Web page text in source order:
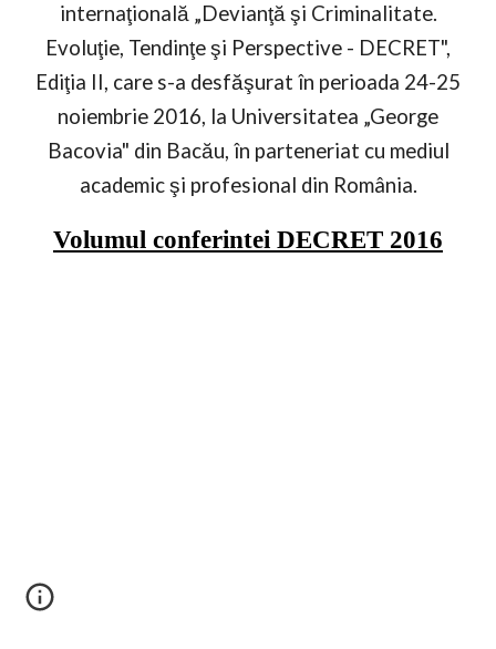
internaţională „Devianţă şi Criminalitate.
Evoluţie, Tendinţe şi Perspective - DECRET",
Ediţia II, care s-a desfăşurat în perioada 24-25
noiembrie 2016, la Universitatea „George
Bacovia" din Bacău, în parteneriat cu mediul
academic şi profesional din România.
Volumul conferintei DECRET 2016